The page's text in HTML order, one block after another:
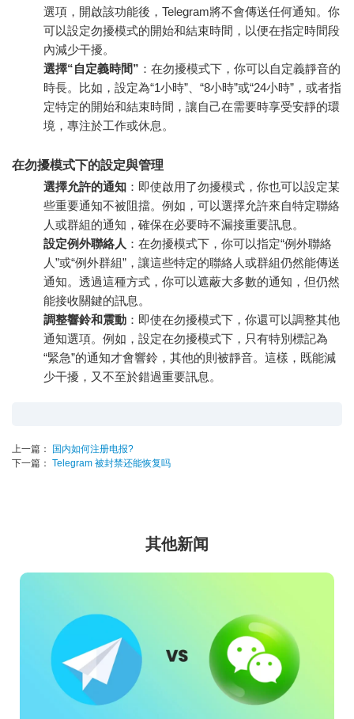
選項，開啟該功能後，Telegram將不會傳送任何通知。你
可以設定勿擾模式的開始和結束時間，以便在指定時間段
內減少干擾。
選擇“自定義時間” ：在勿擾模式下，你可以自定義靜音的
時長。比如，設定為“1小時”、“8小時”或“24小時”，或者指
定特定的開始和結束時間，讓自己在需要時享受安靜的環
境，專注於工作或休息。
在勿擾模式下的設定與管理
選擇允許的通知 ：即使啟用了勿擾模式，你也可以設定某
些重要通知不被阻擋。例如，可以選擇允許來自特定聯絡
人或群組的通知，確保在必要時不漏接重要訊息。
設定例外聯絡人 ：在勿擾模式下，你可以指定“例外聯絡
人”或“例外群組”，讓這些特定的聯絡人或群組仍然能傳送
通知。透過這種方式，你可以遮蔽大多數的通知，但仍然
能接收關鍵的訊息。
調整響鈴和震動 ：即使在勿擾模式下，你還可以調整其他
通知選項。例如，設定在勿擾模式下，只有特別標記為
“緊急”的通知才會響鈴，其他的則被靜音。這樣，既能減
少干擾，又不至於錯過重要訊息。
上一篇：
国内如何注册电报?
下一篇： Telegram 被封禁还能恢复吗
其他新闻